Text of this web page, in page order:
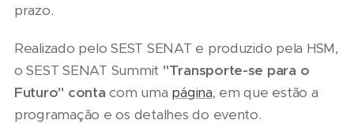
prazo.
Realizado pelo SEST SENAT e produzido pela HSM,
o SEST SENAT Summit "Transporte-se para o
Futuro" contacom uma página, em que estão a
programação e os detalhes do evento.